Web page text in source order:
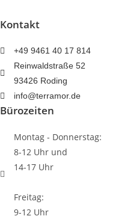
Kontakt
+49 9461 40 17 814
Reinwaldstraße 52
93426 Roding
info@terramor.de
Bürozeiten
Montag - Donnerstag:
8-12 Uhr und
14-17 Uhr
Freitag:
9-12 Uhr